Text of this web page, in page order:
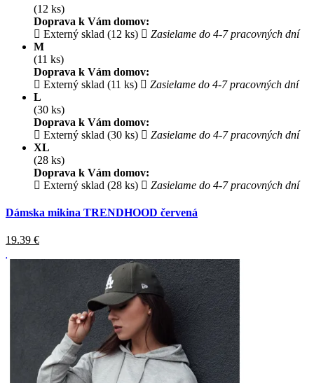
(12 ks)
Doprava k Vám domov:
Externý sklad (12 ks)
Zasielame do 4-7 pracovných dní
M
(11 ks)
Doprava k Vám domov:
Externý sklad (11 ks)
Zasielame do 4-7 pracovných dní
L
(30 ks)
Doprava k Vám domov:
Externý sklad (30 ks)
Zasielame do 4-7 pracovných dní
XL
(28 ks)
Doprava k Vám domov:
Externý sklad (28 ks)
Zasielame do 4-7 pracovných dní
Dámska mikina TRENDHOOD červená
19.39 €